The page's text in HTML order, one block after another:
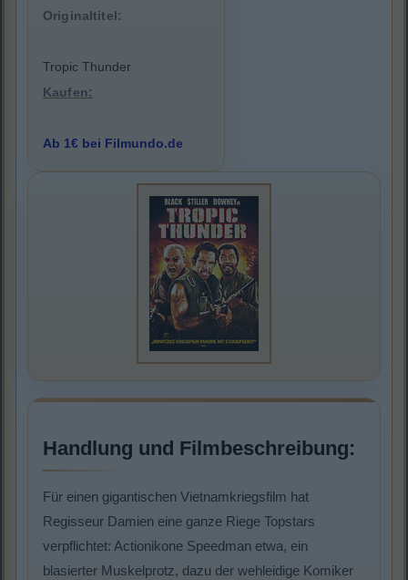
Originaltitel:
Tropic Thunder
Kaufen:
Ab 1€ bei Filmundo.de
Handlung und Filmbeschreibung:
Für einen gigantischen Vietnamkriegsfilm hat
Regisseur Damien eine ganze Riege Topstars
verpflichtet: Actionikone Speedman etwa, ein
blasierter Muskelprotz, dazu der wehleidige Komiker